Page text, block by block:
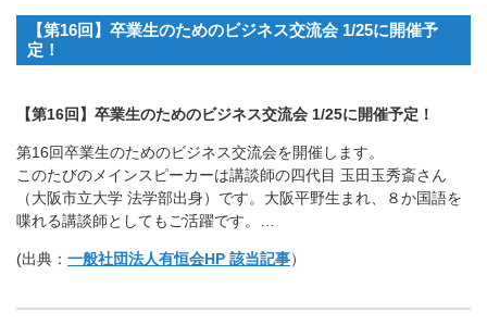
【第16回】卒業生のためのビジネス交流会 1/25に開催予
定！
【第16回】卒業生のためのビジネス交流会 1/25に開催予定！
第16回卒業生のためのビジネス交流会を開催します。
このたびのメインスピーカーは講談師の四代目 玉田玉秀斎さん
（大阪市立大学 法学部出身）です。大阪平野生まれ、８か国語を
喋れる講談師としてもご活躍です。…
(出典： 一般社団法人有恒会HP 該当記事）